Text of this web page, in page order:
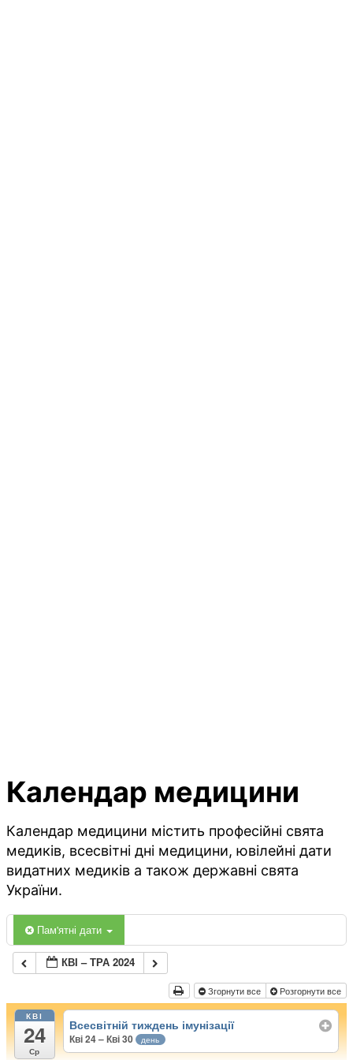
Календар медицини
Календар медицини містить професійні свята
медиків, всесвітні дні медицини, ювілейні дати
видатних медиків а також державні свята
України.
Пам'ятні дати
КВІ – ТРА 2024
Згорнути все Розгорнути все
КВІ
24
Ср
Всесвітній тиждень імунізації
Кві 24 – Кві 30 день